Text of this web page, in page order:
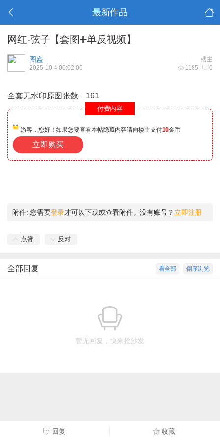
最新作品
网红-弦子【套图➕单反视频】
楼主
图盗
1185 0
2025-10-4 00:02:06
全套无水印原图张数：161
付费内容
游客，您好！如果您要查看本帖隐藏内容请向楼主支付10金币
立即购买
附件: 您需要登录才可以下载或查看附件。没有账号？ 立即注册
点赞 反对
倒序浏览
看全部
全部回复
暂无回复，快来抢沙发
回复 收藏